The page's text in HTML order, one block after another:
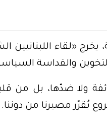
يخرج «لقاء
والقداسة
ولا ضدّها، بل من
يُقرّر مصيرنا من دوننا.